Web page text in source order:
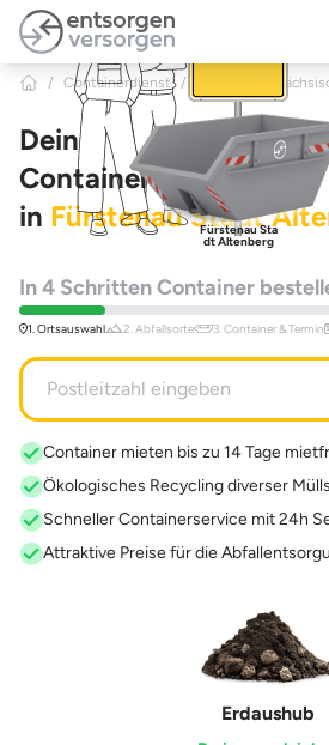
Zum Hauptinhalt springen
/ Containerdienst /
Dein
Containerdienst
in Fürstenau Stadt
Fürstenau Sta
dt Altenberg
In 4 Schritten Container
1. Ortsauswahl 2. Abfallsorte 3. Container & Termin
Container mieten bis zu 14 Tage
Ökologisches Recycling diverser
Schneller Containerservice mit 24h
Attraktive Preise für die
Erdaushub